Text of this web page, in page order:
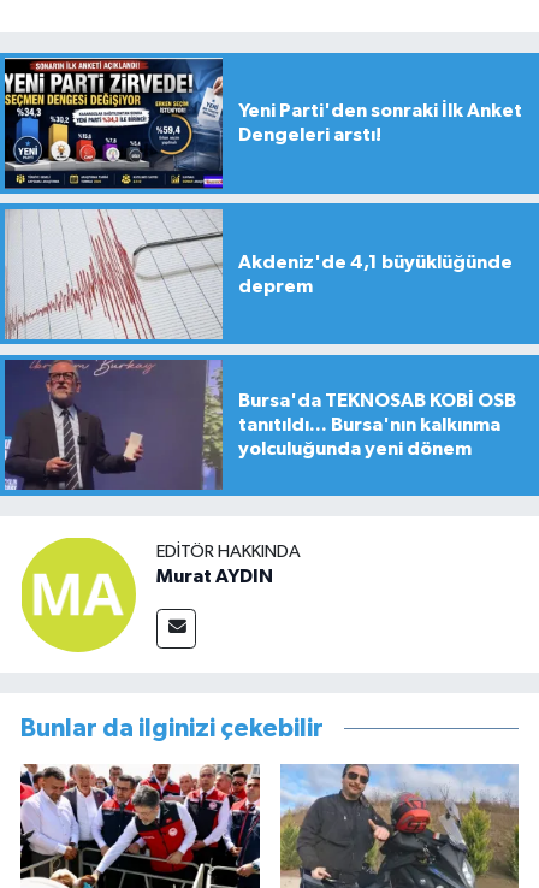
Yeni Parti'den sonraki İlk Anket
Dengeleri arstı!
Akdeniz'de 4,1 büyüklüğünde
deprem
Bursa'da TEKNOSAB KOBİ OSB
tanıtıldı... Bursa'nın kalkınma
yolculuğunda yeni dönem
EDITÖR HAKKINDA
Murat AYDIN
Bunlar da ilginizi çekebilir